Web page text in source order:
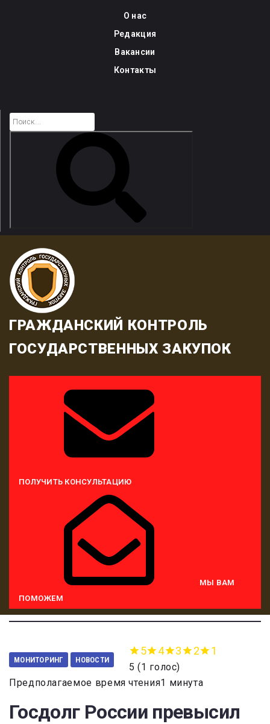
О нас
Редакция
Вакансии
Контакты
ГРАЖДАНСКИЙ КОНТРОЛЬ
ГОСУДАРСТВЕННЫХ ЗАКУПОК
ПОЛУЧИТЬ КОНСУЛЬТАЦИЮ
МЫ ВАМ
ПОМОЖЕМ
МОНИТОРИНГ НОВОСТИ
5 4 3 2 1
5 (1 голос)
Предполагаемое время чтения1 минута
Госдолг России превысил